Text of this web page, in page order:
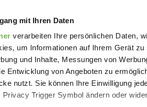
mit Ihren Daten
verarbeiten Ihre persönlichen Daten,
um Informationen auf Ihrem Gerät
und Inhalte, Messungen von
Entwicklung von Angeboten zu
nutzt. Sie können Ihre Einwilligung
Trigger Symbol ändern oder